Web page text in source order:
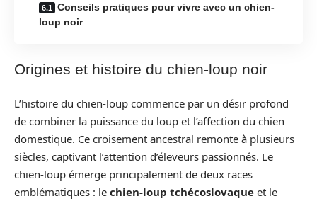
Conseils pratiques pour vivre avec un chien-
loup noir
Origines et histoire du chien-loup noir
L’histoire du chien-loup commence par un désir profond
de combiner la puissance du loup et l’affection du chien
domestique. Ce croisement ancestral remonte à plusieurs
siècles, captivant l’attention d’éleveurs passionnés. Le
chien-loup émerge principalement de deux races
emblématiques : le chien-loup tchécoslovaque et le